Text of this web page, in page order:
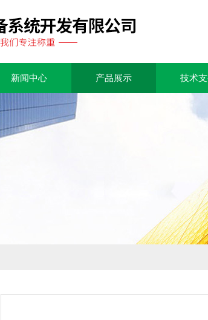
新闻中心 产品展示 技术